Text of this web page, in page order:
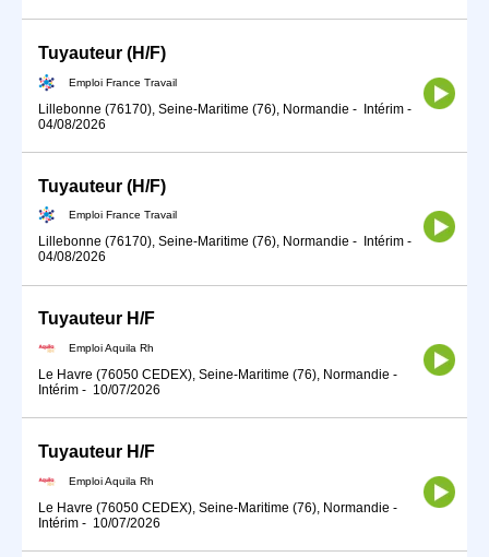
Tuyauteur (H/F)
Emploi France Travail
Lillebonne (76170), Seine-Maritime (76), Normandie - Intérim -
04/08/2026
Tuyauteur (H/F)
Emploi France Travail
Lillebonne (76170), Seine-Maritime (76), Normandie - Intérim -
04/08/2026
Tuyauteur H/F
Emploi Aquila Rh
Le Havre (76050 CEDEX), Seine-Maritime (76), Normandie -
Intérim - 10/07/2026
Tuyauteur H/F
Emploi Aquila Rh
Le Havre (76050 CEDEX), Seine-Maritime (76), Normandie -
Intérim - 10/07/2026